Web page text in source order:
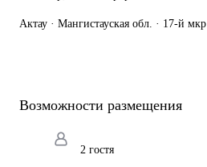
Актау · Мангистауская обл. · 17-й мкр
Возможности размещения
2 гостя